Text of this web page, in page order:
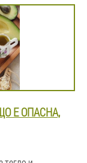
Е ОПАСНА,